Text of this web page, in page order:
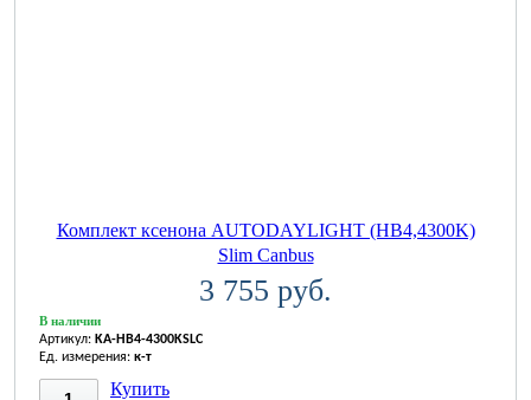
Комплект ксенона AUTODAYLIGHT (HB4,4300K)
Slim Canbus
3 755 руб.
В наличии
Артикул: KA-HB4-4300KSLC
Ед. измерения: к-т
Купить